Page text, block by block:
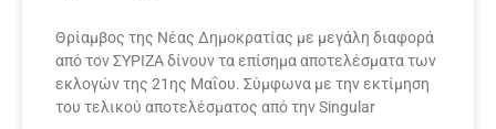
Θρίαμβος της Νέας Δημοκρατίας με μεγάλη διαφορά
από τον ΣΥΡΙΖΑ δίνουν τα επίσημα αποτελέσματα των
εκλογών της 21ης Μαΐου. Σύμφωνα με την εκτίμηση
του τελικού αποτελέσματος από την Singular